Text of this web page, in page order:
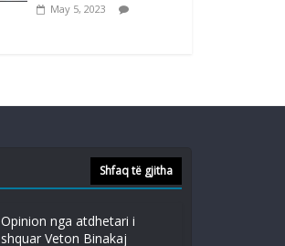
May 5, 2023
Shfaq të gjitha
Opinion nga atdhetari i
shquar Veton Binakaj